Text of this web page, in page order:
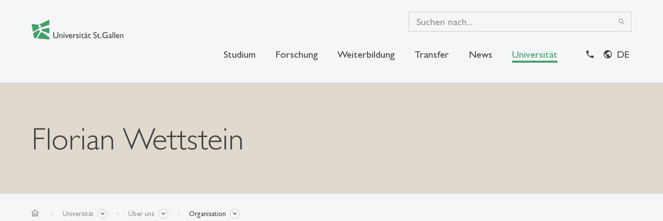
search
Studium Forschung Weiterbildung Transfer News Universität DE
Florian Wettstein
home Universität Über uns Organisation